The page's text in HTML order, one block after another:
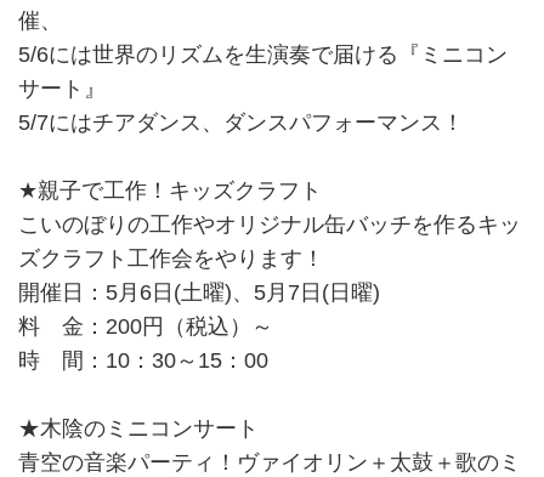
催、
5/6には世界のリズムを生演奏で届ける『ミニコン
サート』
5/7にはチアダンス、ダンスパフォーマンス！
★親子で工作！キッズクラフト
こいのぼりの工作やオリジナル缶バッチを作るキッ
ズクラフト工作会をやります！
開催日：5月6日(土曜)、5月7日(日曜)
料 金：200円（税込）～
時 間：10：30～15：00
★木陰のミニコンサート
青空の音楽パーティ！ヴァイオリン＋太鼓＋歌のミ